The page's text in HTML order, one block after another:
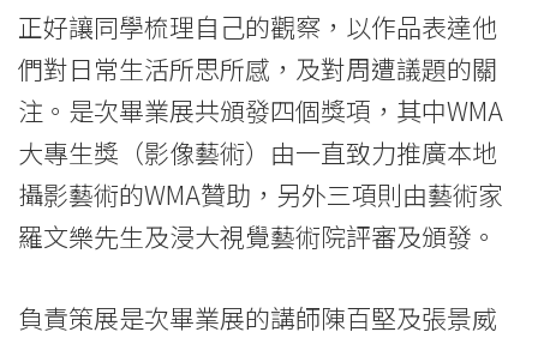
正好讓同學梳理自己的觀察，以作品表達他
們對日常生活所思所感，及對周遭議題的關
注。是次畢業展共頒發四個獎項，其中WMA
大專生獎（影像藝術）由一直致力推廣本地
攝影藝術的WMA贊助，另外三項則由藝術家
羅文樂先生及浸大視覺藝術院評審及頒發。
負責策展是次畢業展的講師陳百堅及張景威